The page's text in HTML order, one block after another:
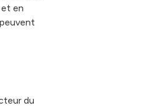
en
du